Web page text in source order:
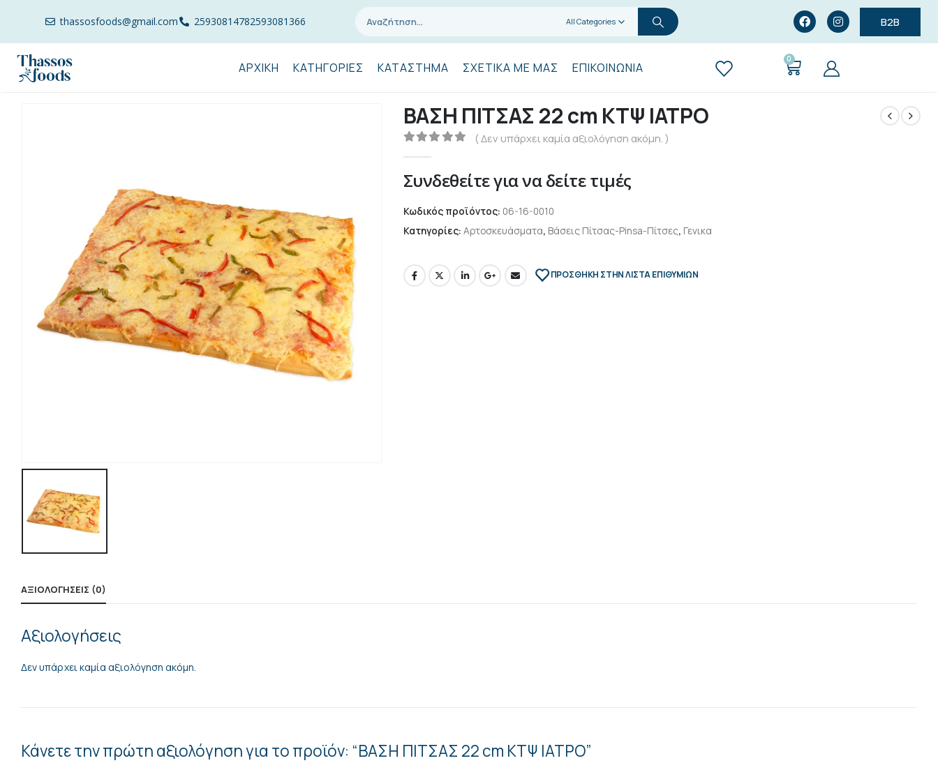
thassosfoods@gmail.com 25930814782593081366 All Categories B2B
ΑΡΧΙΚΉ ΚΑΤΗΓΟΡΊΕΣ ΚΑΤΆΣΤΗΜΑ ΣΧΕΤΙΚΆ ΜΕ ΜΑΣ ΕΠΙΚΟΙΝΩΝΊΑ
0
ΒΑΣΗ ΠΙΤΣΑΣ 22 cm ΚΤΨ ΙΑΤΡΟ
( Δεν υπάρχει καμία αξιολόγηση ακόμη. )
Συνδεθείτε για να δείτε τιμές
Κωδικός προϊόντος: 06-16-0010
Κατηγορίες: Αρτοσκευάσματα, Βάσεις Πίτσας-Pinsa-Πίτσες, Γενικα
ΠΡΌΣΘΉΚΗ ΣΤΗΝ ΛΊΣΤΑ ΕΠΙΘΥΜΙΏΝ
ΑΞΙΟΛΟΓΉΣΕΙΣ (0)
Αξιολογήσεις
Δεν υπάρχει καμία αξιολόγηση ακόμη.
Κάνετε την πρώτη αξιολόγηση για το προϊόν: “ΒΑΣΗ ΠΙΤΣΑΣ 22 cm ΚΤΨ ΙΑΤΡΟ”